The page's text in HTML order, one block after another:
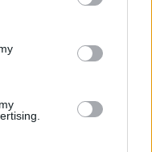
(σφυροβολία) 5 και οι
υπόθεσης που
στους